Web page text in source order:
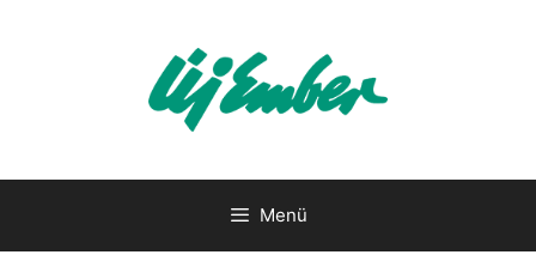
Menü